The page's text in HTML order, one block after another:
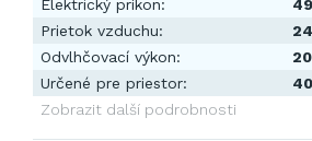
Elektrický príkon:
Prietok vzduchu:
Odvlhčovací výkon:
Určené pre priestor:
Zobrazit další podrobnosti